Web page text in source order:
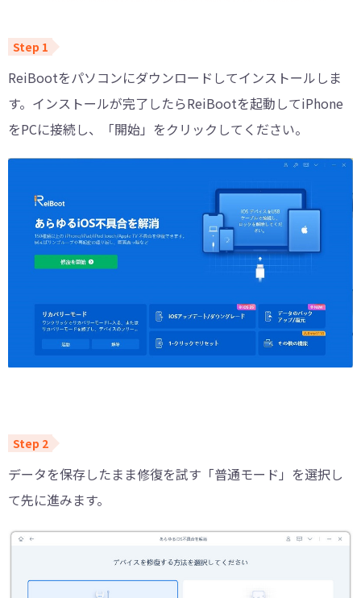
ReiBootをパソコンにダウンロードしてインストールしま
す。インストールが完了したらReiBootを起動してiPhone
をPCに接続し、「開始」をクリックしてください。
データを保存したまま修復を試す「普通モード」を選択し
て先に進みます。